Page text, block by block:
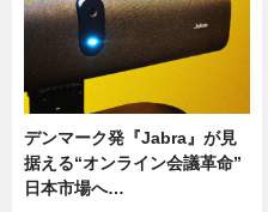
デンマーク発『Jabra』が見
据える“オンライン会議革命”
日本市場へ…